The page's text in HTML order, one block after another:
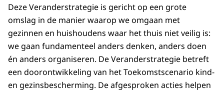
Deze Veranderstrategie is gericht op een grote
omslag in de manier waarop we omgaan met
gezinnen en huishoudens waar het thuis niet veilig is:
we gaan fundamenteel anders denken, anders doen
én anders organiseren. De Veranderstrategie betreft
een doorontwikkeling van het Toekomstscenario kind-
en gezinsbescherming. De afgesproken acties helpen